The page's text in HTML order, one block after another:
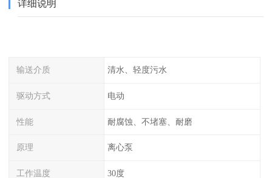
详细说明
输送介质 清水、轻度污水
驱动方式 电动
性能 耐腐蚀、不堵塞、耐磨
原理 离心泵
工作温度 30度